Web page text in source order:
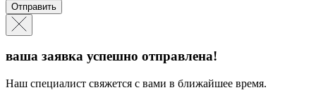
Отправить
ваша заявка успешно отправлена!
Наш специалист свяжется с вами в ближайшее время.